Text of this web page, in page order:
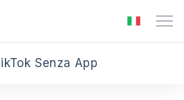
Senza App